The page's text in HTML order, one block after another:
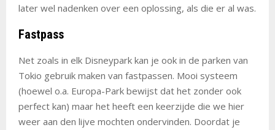
later wel nadenken over een oplossing, als die er al was.
Fastpass
Net zoals in elk Disneypark kan je ook in de parken van
Tokio gebruik maken van fastpassen. Mooi systeem
(hoewel o.a. Europa-Park bewijst dat het zonder ook
perfect kan) maar het heeft een keerzijde die we hier
weer aan den lijve mochten ondervinden. Doordat je